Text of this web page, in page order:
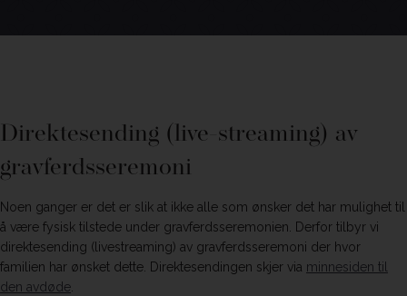
Direktesending (live-streaming) av
gravferdsseremoni
Noen ganger er det er slik at ikke alle som ønsker det har mulighet til
å være fysisk tilstede under gravferdsseremonien. ​Derfor tilbyr vi
direktesending (livestreaming) av gravferdsseremoni der hvor
familien har ønsket dette. Direktesendingen skjer via minnesiden til
den avdøde.